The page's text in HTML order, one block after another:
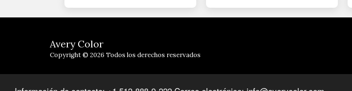
Avery Color
Copyright © 2026 Todos los derechos reservados